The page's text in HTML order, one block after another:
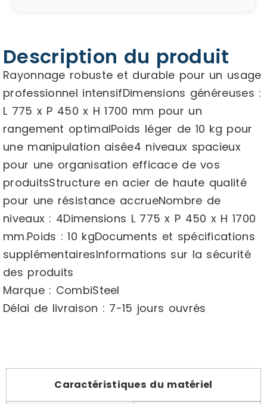
Description du produit
Rayonnage robuste et durable pour un usage
professionnel intensifDimensions généreuses :
L 775 x P 450 x H 1700 mm pour un
rangement optimalPoids léger de 10 kg pour
une manipulation aisée4 niveaux spacieux
pour une organisation efficace de vos
produitsStructure en acier de haute qualité
pour une résistance accrueNombre de
niveaux : 4Dimensions L 775 x P 450 x H 1700
mm.Poids : 10 kgDocuments et spécifications
supplémentairesInformations sur la sécurité
des produits
Marque : CombiSteel
Délai de livraison : 7-15 jours ouvrés
Caractéristiques du matériel